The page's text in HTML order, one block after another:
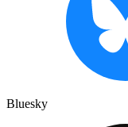
Bluesky